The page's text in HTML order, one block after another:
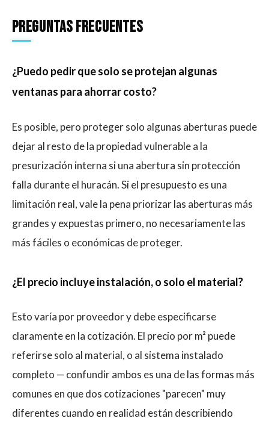
Preguntas frecuentes
¿Puedo pedir que solo se protejan algunas
ventanas para ahorrar costo?
Es posible, pero proteger solo algunas aberturas puede
dejar al resto de la propiedad vulnerable a la
presurización interna si una abertura sin protección
falla durante el huracán. Si el presupuesto es una
limitación real, vale la pena priorizar las aberturas más
grandes y expuestas primero, no necesariamente las
más fáciles o económicas de proteger.
¿El precio incluye instalación, o solo el material?
Esto varía por proveedor y debe especificarse
claramente en la cotización. El precio por m² puede
referirse solo al material, o al sistema instalado
completo — confundir ambos es una de las formas más
comunes en que dos cotizaciones "parecen" muy
diferentes cuando en realidad están describiendo